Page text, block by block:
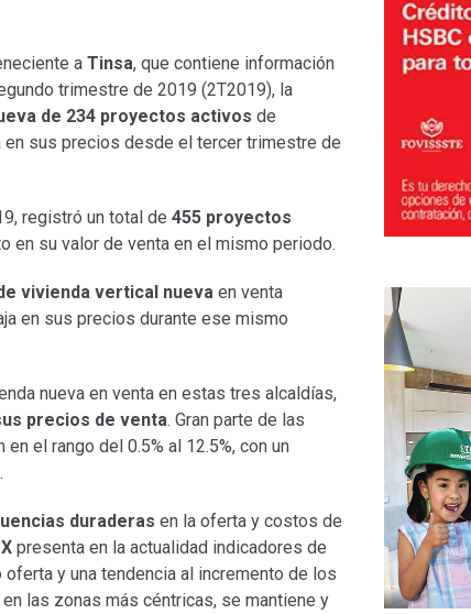
a Tinsa, que contiene información
trimestre de 2019 (2T2019), la
de 234 proyectos activos de
sus precios desde el tercer trimestre de
registró un total de 455 proyectos
en su valor de venta en el mismo periodo.
vivienda vertical nueva en venta
en sus precios durante ese mismo
nueva en venta en estas tres alcaldías,
precios de venta. Gran parte de las
el rango del 0.5% al 12.5%, con un
duraderas en la oferta y costos de
presenta en la actualidad indicadores de
y una tendencia al incremento de los
las zonas más céntricas, se mantiene y